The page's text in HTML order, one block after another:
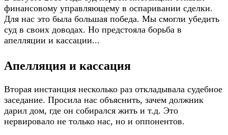
финансовому управляющему в оспаривании сделки.
Для нас это была большая победа. Мы смогли убедить
суд в своих доводах. Но предстояла борьба в
апелляции и кассации...
Апелляция и кассация
Вторая инстанция несколько раз откладывала судебное
заседание. Просила нас объяснить, зачем должник
дарил дом, где он собирался жить и т.д. Это
нервировало не только нас, но и оппонентов.